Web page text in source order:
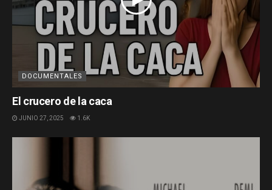
DOCUMENTALES
El crucero de la caca
JUNIO 27, 2025 1.6K